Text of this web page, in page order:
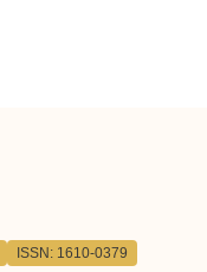
ISSN: 1610-0379